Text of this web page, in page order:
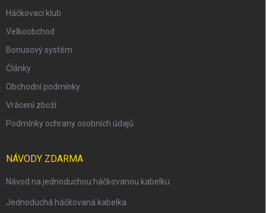
Háčkovací klub
Velkoobchod
Bonusový systém
Články
Obchodní podmínky
Vrácení zboží
Podmínky ochrany osobních údajů
NÁVODY ZDARMA
Návod na jednoduchou háčkovanou kabelku
Jednoduchá háčkovaná kabelka